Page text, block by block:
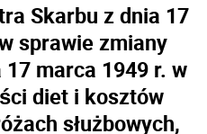
Skarbu z dnia 17
sprawie zmiany
marca 1949 r. w
diet i kosztów
służbowych,